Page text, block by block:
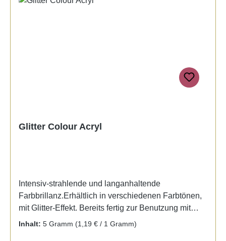
Glitter Colour Acryl
Intensiv-strahlende und langanhaltende
Farbbrillanz.Erhältlich in verschiedenen Farbtönen,
mit Glitter-Effekt. Bereits fertig zur Benutzung mit
Liquid. Kein Mischen notwendig.
Inhalt: 5 Gramm (1,19 € / 1 Gramm)